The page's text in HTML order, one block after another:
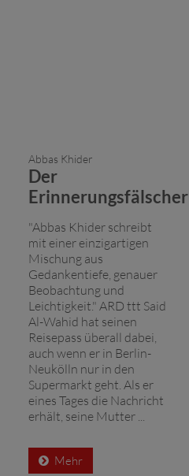
Abbas Khider
Der
Erinnerungsfälscher
"Abbas Khider schreibt
mit einer einzigartigen
Mischung aus
Gedankentiefe, genauer
Beobachtung und
Leichtigkeit." ARD ttt Said
Al-Wahid hat seinen
Reisepass überall dabei,
auch wenn er in Berlin-
Neukölln nur in den
Supermarkt geht. Als er
eines Tages die Nachricht
erhält, seine Mutter ...
Mehr